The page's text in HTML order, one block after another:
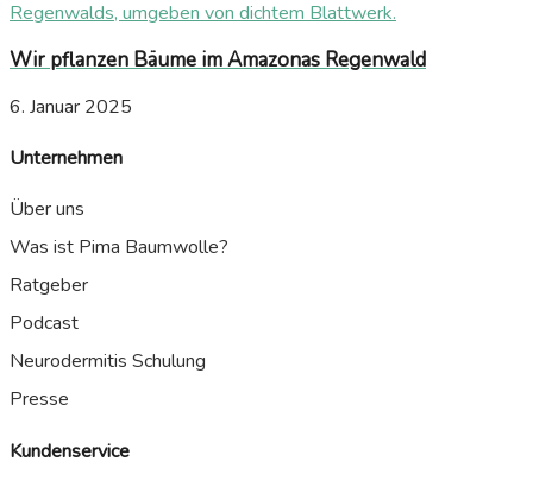
Wir pflanzen Bäume im Amazonas Regenwald
6. Januar 2025
Unternehmen
Über uns
Was ist Pima Baumwolle?
Ratgeber
Podcast
Neurodermitis Schulung
Presse
Kundenservice